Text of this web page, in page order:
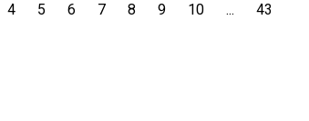
4 5 6 7 8 9 10 ... 43